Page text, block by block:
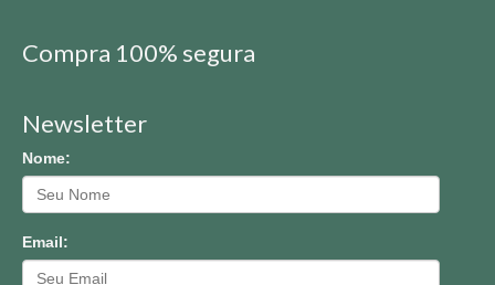
Compra 100% segura
Newsletter
Nome:
Email: